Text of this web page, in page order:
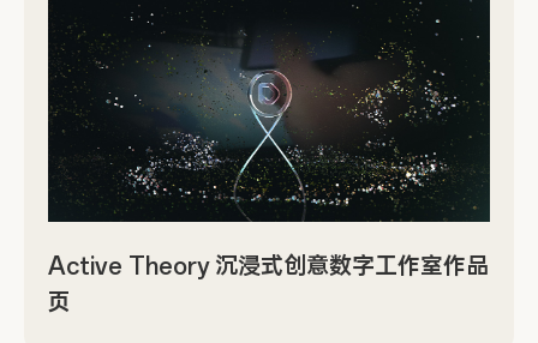
Active Theory 沉浸式创意数字工作室作品
页